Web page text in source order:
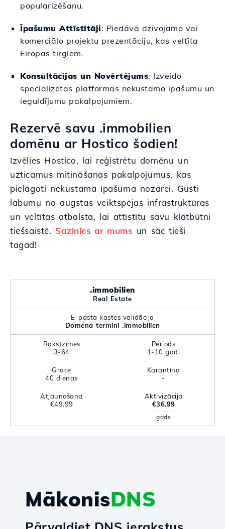
popularizēšanu.
Īpašumu Attīstītāji: Piedāvā dzīvojamo vai
komerciālo projektu prezentāciju, kas veltīta
Eiropas tirgiem.
Konsultācijas un Novērtējums: Izveido
specializētas platformas nekustamo īpašumu un
ieguldījumu pakalpojumiem.
Rezervē savu .immobilien
domēnu ar Hostico šodien!
Izvēlies Hostico, lai reģistrētu domēnu un
uzticamus mitināšanas pakalpojumus, kas
pielāgoti nekustamā īpašuma nozarei. Gūsti
labumu no augstas veiktspējas infrastruktūras
un veltītas atbalsta, lai attīstītu savu klātbūtni
tiešsaistē. Sazinies ar mums un sāc tieši
tagad!
.immobilien
Real Estate
E-pasta kastes validācija
Domēna termini .immobilien
Rakstzīmes
3-64
Periods
1-10 gadi
Grace
40 dienas
Karantīna
-
Atjaunošana
€49.99
Aktivizācija
€36.99
gads
MākonisDNS